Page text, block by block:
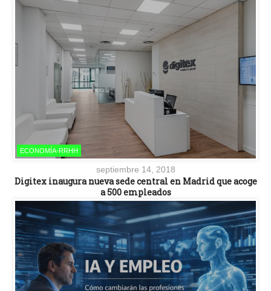
ECONOMÍA-RRHH
septiembre 14, 2018
Digitex inaugura nueva sede central en Madrid que acoge
a 500 empleados